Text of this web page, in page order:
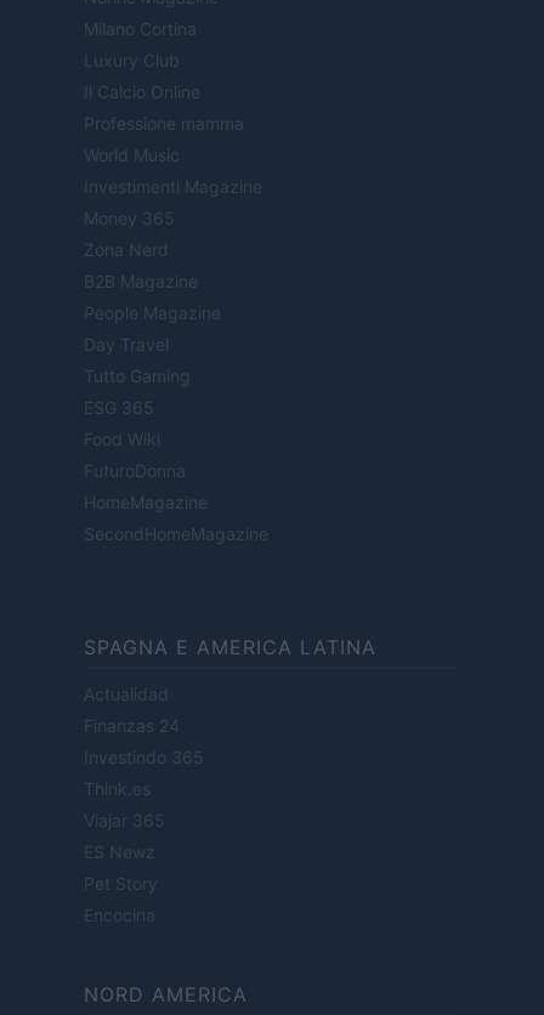
Milano Cortina
Luxury Club
Il Calcio Online
Professione mamma
World Music
Investimenti Magazine
Money 365
Zona Nerd
B2B Magazine
People Magazine
Day Travel
Tutto Gaming
ESG 365
Food Wiki
FuturoDonna
HomeMagazine
SecondHomeMagazine
SPAGNA E AMERICA LATINA
Actualidad
Finanzas 24
Investindo 365
Think.es
Viajar 365
ES Newz
Pet Story
Encocina
NORD AMERICA